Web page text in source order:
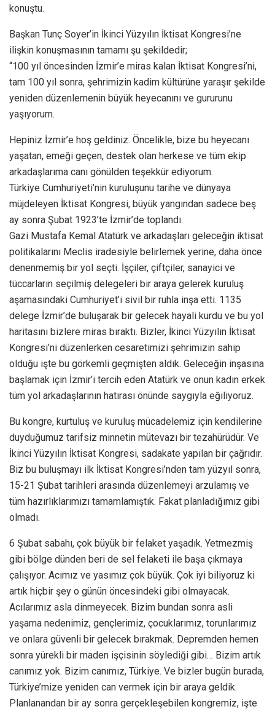
konuştu.
Başkan Tunç Soyer’in İkinci Yüzyılın İktisat Kongresi’ne
ilişkin konuşmasının tamamı şu şekildedir;
“100 yıl öncesinden İzmir’e miras kalan İktisat Kongresi’ni,
tam 100 yıl sonra, şehrimizin kadim kültürüne yaraşır şekilde
yeniden düzenlemenin büyük heyecanını ve gururunu
yaşıyorum.
Hepiniz İzmir’e hoş geldiniz. Öncelikle, bize bu heyecanı
yaşatan, emeği geçen, destek olan herkese ve tüm ekip
arkadaşlarıma canı gönülden teşekkür ediyorum.
Türkiye Cumhuriyeti’nin kuruluşunu tarihe ve dünyaya
müjdeleyen İktisat Kongresi, büyük yangından sadece beş
ay sonra Şubat 1923’te İzmir’de toplandı.
Gazi Mustafa Kemal Atatürk ve arkadaşları geleceğin iktisat
politikalarını Meclis iradesiyle belirlemek yerine, daha önce
denenmemiş bir yol seçti. İşçiler, çiftçiler, sanayici ve
tüccarların seçilmiş delegeleri bir araya gelerek kuruluş
aşamasındaki Cumhuriyet’i sivil bir ruhla inşa etti. 1135
delege İzmir’de buluşarak bir gelecek hayali kurdu ve bu yol
haritasını bizlere miras bıraktı. Bizler, İkinci Yüzyılın İktisat
Kongresi’ni düzenlerken cesaretimizi şehrimizin sahip
olduğu işte bu görkemli geçmişten aldık. Geleceğin inşasına
başlamak için İzmir’i tercih eden Atatürk ve onun kadın erkek
tüm yol arkadaşlarının hatırası önünde saygıyla eğiliyoruz.
Bu kongre, kurtuluş ve kuruluş mücadelemiz için kendilerine
duyduğumuz tarifsiz minnetin mütevazı bir tezahürüdür. Ve
İkinci Yüzyılın İktisat Kongresi, sadakate yapılan bir çağrıdır.
Biz bu buluşmayı ilk İktisat Kongresi’nden tam yüzyıl sonra,
15-21 Şubat tarihleri arasında düzenlemeyi arzulamış ve
tüm hazırlıklarımızı tamamlamıştık. Fakat planladığımız gibi
olmadı.
6 Şubat sabahı, çok büyük bir felaket yaşadık. Yetmezmiş
gibi bölge dünden beri de sel felaketi ile başa çıkmaya
çalışıyor. Acımız ve yasımız çok büyük. Çok iyi biliyoruz ki
artık hiçbir şey o günün öncesindeki gibi olmayacak.
Acılarımız asla dinmeyecek. Bizim bundan sonra asli
yaşama nedenimiz, gençlerimiz, çocuklarımız, torunlarımız
ve onlara güvenli bir gelecek bırakmak. Depremden hemen
sonra yürekli bir maden işçisinin söylediği gibi… Bizim artık
canımız yok. Bizim canımız, Türkiye. Ve bizler bugün burada,
Türkiye’mize yeniden can vermek için bir araya geldik.
Planlanandan bir ay sonra gerçekleşebilen kongremiz, işte